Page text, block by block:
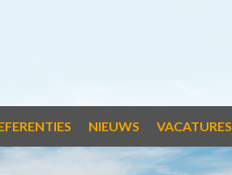
NIEUWS VACATURES